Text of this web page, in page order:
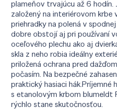
plameňov trvajúcu až 6 hodín.
založený na interiérovom krbe
priehradky na polená v
dobre obstojí aj pri používaní
oceľového plechu ako aj
skla z neho robia ideálny
priložená ochrana pred
počasím. Na bezpečné
praktický hasiaci hák.Príjemné
s etanolovým krbom blumeldt
rýchlo stane skutočnosťou.